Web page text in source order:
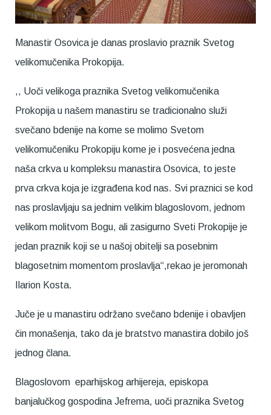
Manastir Osovica je danas proslavio praznik Svetog
velikomučenika Prokopija.
,, Uoči velikoga praznika Svetog velikomučenika
Prokopija u našem manastiru se tradicionalno služi
svečano bdenije na kome se molimo Svetom
velikomučeniku Prokopiju kome je i posvećena jedna
naša crkva u kompleksu manastira Osovica, to jeste
prva crkva koja je izgrađena kod nas. Svi praznici se kod
nas proslavljaju sa jednim velikim blagoslovom, jednom
velikom molitvom Bogu, ali zasigurno Sveti Prokopije je
jedan praznik koji se u našoj obitelji sa posebnim
blagosetnim momentom proslavlja“,rekao je jeromonah
Ilarion Kosta.
Juče je u manastiru održano svečano bdenije i obavljen
čin monašenja, tako da je bratstvo manastira dobilo još
jednog člana.
Blagoslovom eparhijskog arhijereja, episkopa
banjalučkog gospodina Jefrema, uoči praznika Svetog